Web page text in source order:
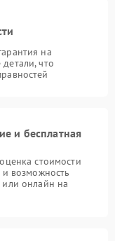
на
что
и бесплатная
стоимости
и возможность
или онлайн на